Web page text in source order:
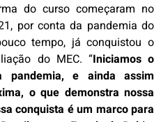
do curso começaram no
por conta da pandemia do
tempo, já conquistou o
do MEC. “Iniciamos o
e ainda assim
o que demonstra nossa
conquista é um marco para